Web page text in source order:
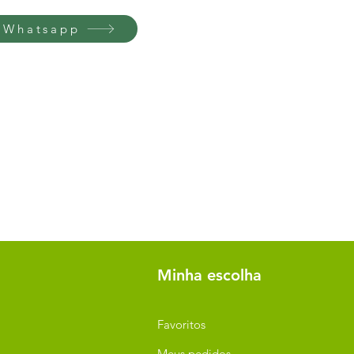
Minha escolha
Favoritos